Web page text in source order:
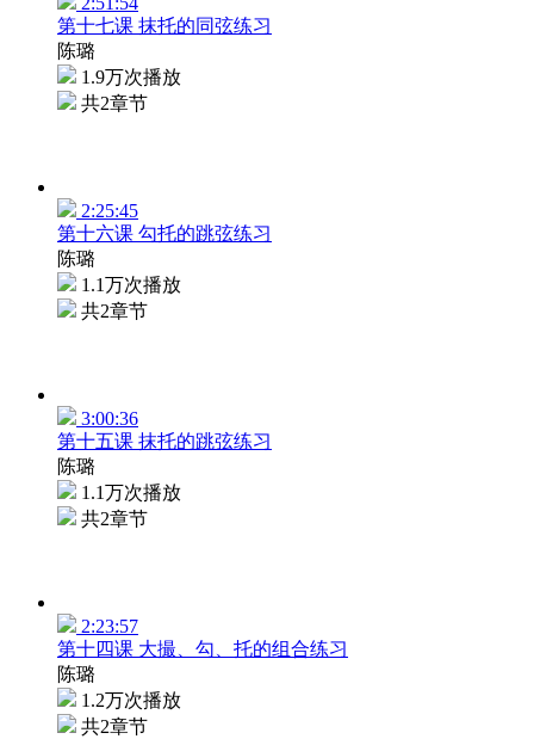
第十七课 抹托的同弦练习
陈璐
1.9万次播放
共2章节
2:25:45
第十六课 勾托的跳弦练习
陈璐
1.1万次播放
共2章节
3:00:36
第十五课 抹托的跳弦练习
陈璐
1.1万次播放
共2章节
2:23:57
第十四课 大撮、勾、托的组合练习
陈璐
1.2万次播放
共2章节